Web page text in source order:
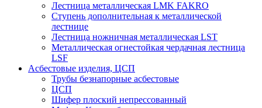
Лестница металлическая LMK FAKRO
Ступень дополнительная к металлической
лестнице
Лестница ножничная металлическая LST
Металлическая огнестойкая чердачная лестница
LSF
Асбестовые изделия, ЦСП
Трубы безнапорные асбестовые
ЦСП
Шифер плоский непрессованный